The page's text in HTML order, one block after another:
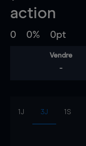
action
0 0% 0pt
Vendre
-
1J 3J 1S